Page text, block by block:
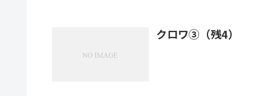
クロワ③（残4）